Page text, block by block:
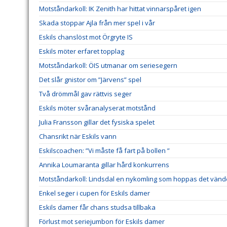
Motståndarkoll: IK Zenith har hittat vinnarspåret igen
Skada stoppar Ajla från mer spel i vår
Eskils chanslöst mot Örgryte IS
Eskils möter erfaret topplag
Motståndarkoll: ÖIS utmanar om seriesegern
Det slår gnistor om ”Järvens” spel
Två drömmål gav rättvis seger
Eskils möter svåranalyserat motstånd
Julia Fransson gillar det fysiska spelet
Chansrikt när Eskils vann
Eskilscoachen: ”Vi måste få fart på bollen ”
Annika Loumaranta gillar hård konkurrens
Motståndarkoll: Lindsdal en nykomling som hoppas det
Enkel seger i cupen för Eskils damer
Eskils damer får chans studsa tillbaka
Förlust mot seriejumbon för Eskils damer